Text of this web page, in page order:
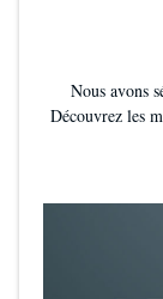
Nous avons
Découvrez les